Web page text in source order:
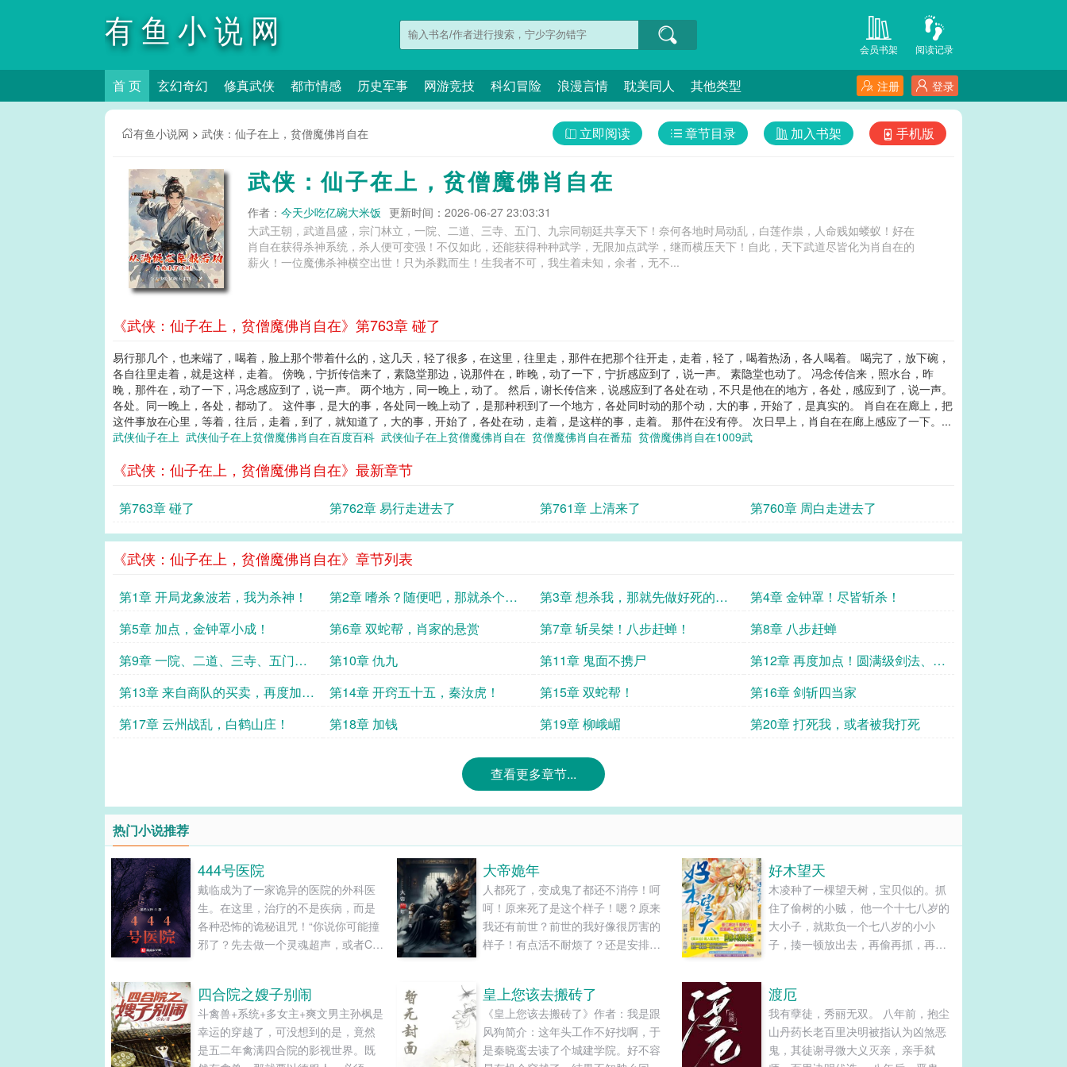
有鱼小说网 阅读记录
会员书架
首 页 玄幻奇幻 修真武侠 都市情感 历史军事 网游竞技 科幻冒险 浪漫言情 耽美同人 其他类型 登录
注册
有鱼小说网 > 武侠：仙子在上，贫僧魔佛肖自在 手机版
加入书架
章节目录
立即阅读
武侠：仙子在上，贫僧魔佛肖自在
作者： 今天少吃亿碗大米饭 更新时间：2026-06-27 23:03:31
大武王朝，武道昌盛，宗门林立，一院、二道、三寺、五门、九宗同朝廷共享天下！奈何各地时局动乱，白莲作祟，人命贱如蝼蚁！好在
肖自在获得杀神系统，杀人便可变强！不仅如此，还能获得种种武学，无限加点武学，继而横压天下！自此，天下武道尽皆化为肖自在的
薪火！一位魔佛杀神横空出世！只为杀戮而生！生我者不可，我生着未知，余者，无不...
《武侠：仙子在上，贫僧魔佛肖自在》第763章 碰了
易行那几个，也来端了，喝着，脸上那个带着什么的，这几天，轻了很多，在这里，往里走，那件在把那个往开走，走着，轻了，喝着热汤，各人喝着。 喝完了，放下碗，
各自往里走着，就是这样，走着。 傍晚，宁折传信来了，素隐堂那边，说那件在，昨晚，动了一下，宁折感应到了，说一声。 素隐堂也动了。 冯念传信来，照水台，昨
晚，那件在，动了一下，冯念感应到了，说一声。 两个地方，同一晚上，动了。 然后，谢长传信来，说感应到了各处在动，不只是他在的地方，各处，感应到了，说一声。
各处。同一晚上，各处，都动了。 这件事，是大的事，各处同一晚上动了，是那种积到了一个地方，各处同时动的那个动，大的事，开始了，是真实的。 肖自在在廊上，把
这件事放在心里，等着，往后，走着，到了，就知道了，大的事，开始了，各处在动，走着，是这样的事，走着。 那件在没有停。 次日早上，肖自在在廊上感应了一下。...
武侠仙子在上 武侠仙子在上贫僧魔佛肖自在百度百科 武侠仙子在上贫僧魔佛肖自在 贫僧魔佛肖自在番茄 贫僧魔佛肖自在1009武
《武侠：仙子在上，贫僧魔佛肖自在》最新章节
第763章 碰了 第762章 易行走进去了 第761章 上清来了 第760章 周白走进去了
《武侠：仙子在上，贫僧魔佛肖自在》章节列表
第1章 开局龙象波若，我为杀神！
第2章 嗜杀？随便吧，那就杀个痛
快！
第3章 想杀我，那就先做好死的觉
悟
第4章 金钟罩！尽皆斩杀！
第5章 加点，金钟罩小成！
第6章 双蛇帮，肖家的悬赏 第7章 斩吴桀！八步赶蝉！
第8章 八步赶蝉
第9章 一院、二道、三寺、五门、
九宗
第10章 仇九 第11章 鬼面不携尸
第12章 再度加点！圆满级剑法、横
连！
第13章 来自商队的买卖，再度加
点！
第14章 开窍五十五，秦汝虎！ 第15章 双蛇帮！
第16章 剑斩四当家
第17章 云州战乱，白鹤山庄！
第18章 加钱 第19章 柳峨嵋 第20章 打死我，或者被我打死
查看更多章节...
热门小说推荐
444号医院
戴临成为了一家诡异的医院的外科医
生。在这里，治疗的不是疾病，而是
各种恐怖的诡秘诅咒！“你说你可能撞
邪了？先去做一个灵魂超声，或者CT
以将缠上你的邪祟击退”“如果是中了诅
咒，或者被邪灵附体，就得做手术
了，医生会将你身上的诅咒切除”“不
过，外科医生是最危险的，每年都会
大帝姽年
人都死了，变成鬼了都还不消停！呵
呵！原来死了是这个样子！嗯？原来
我还有前世？前世的我好像很厉害的
样子！有点活不耐烦了？还是安排自
好木望天
木凌种了一棵望天树，宝贝似的。抓
住了偷树的小贼， 他一个十七八岁的
大小子，就欺负一个七八岁的小小
子，揍一顿放出去，再偷再抓，再抓
救他的命。 病好后，小小子走了，走
前对着大树喊：“姓木的， 小爷从今天
起改名叫秦望天，你等着，迟早有一
天，爷要把这棵木头抢回去。 十年
四合院之嫂子别闹
斗禽兽+系统+多女主+爽文男主孙枫是
幸运的穿越了，可没想到的是，竟然
是五二年禽满四合院的影视世界。既
皇上您该去搬砖了
《皇上您该去搬砖了》作者：我是跟
风狗简介：这年头工作不好找啊，于
是秦晓鸾去读了个城建学院。好不容
渡厄
我有孽徒，秀丽无双。 八年前，抱尘
山丹药长老百里决明被指认为凶煞恶
鬼，其徒谢寻微大义灭亲，亲手弑